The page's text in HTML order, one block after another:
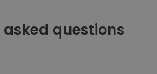
questions